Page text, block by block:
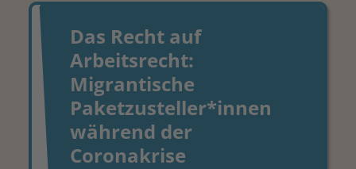
Das Recht auf
Arbeitsrecht:
Migrantische
Paketzusteller*innen
während der
Coronakrise